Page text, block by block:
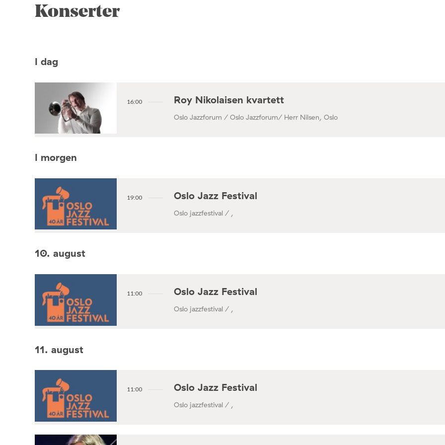
Konserter
I dag
16:00 Roy Nikolaisen kvartett
Oslo Jazzforum / Oslo Jazzforum/ Herr Nilsen, Oslo
I morgen
19:00 Oslo Jazz Festival
Oslo jazzfestival / ,
10. august
11:00 Oslo Jazz Festival
Oslo jazzfestival / ,
11. august
11:00 Oslo Jazz Festival
Oslo jazzfestival / ,